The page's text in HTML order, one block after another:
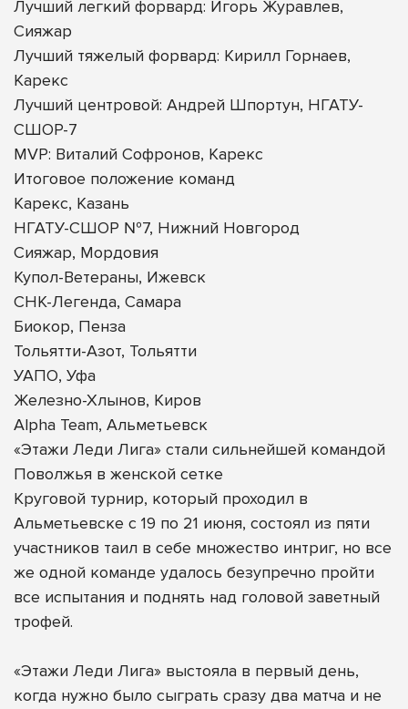
Лучший легкий форвард: Игорь Журавлев,
Сияжар
Лучший тяжелый форвард: Кирилл Горнаев,
Карекс
Лучший центровой: Андрей Шпортун, НГАТУ-
СШОР-7
MVP: Виталий Софронов, Карекс
Итоговое положение команд
Карекс, Казань
НГАТУ-СШОР №7, Нижний Новгород
Сияжар, Мордовия
Купол-Ветераны, Ижевск
СНК-Легенда, Самара
Биокор, Пенза
Тольятти-Азот, Тольятти
УАПО, Уфа
Железно-Хлынов, Киров
Alpha Team, Альметьевск
«Этажи Леди Лига» стали сильнейшей командой
Поволжья в женской сетке
Круговой турнир, который проходил в
Альметьевске с 19 по 21 июня, состоял из пяти
участников таил в себе множество интриг, но все
же одной команде удалось безупречно пройти
все испытания и поднять над головой заветный
трофей.
«Этажи Леди Лига» выстояла в первый день,
когда нужно было сыграть сразу два матча и не